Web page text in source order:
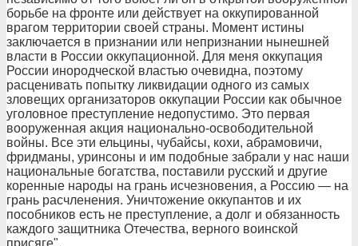
борьбе на фронте или действует на оккупированной
врагом территории своей страны. Момент истины
заключается в признании или непризнании нынешней
власти в России оккупационной. Для меня оккупация
России инородческой властью очевидна, поэтому
расценивать попытку ликвидации одного из самых
зловещих организаторов оккупации России как обычное
уголовное преступление недопустимо. Это первая
вооруженная акция национально-освободительной
войны. Все эти ельцины, чубайсы, кохи, абрамовичи,
фридманы, уринсоны и им подобные забрали у нас наши
национальные богатства, поставили русский и другие
коренные народы на грань исчезновения, а Россию — на
грань расчленения. Уничтожение оккупантов и их
пособников есть не преступление, а долг и обязанность
каждого защитника Отечества, верного воинской
присяге".